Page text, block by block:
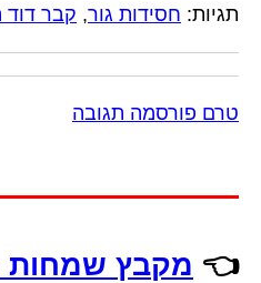
תגיות: חסידות גור, קבר
טרם פורסמה תגובה
👈 מקבץ שמחות